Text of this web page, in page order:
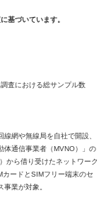
基づいています。
査における総サンプル数
網や無線局を自社で開設、
体通信事業者（MVNO）」の
から借り受けたネットワーク
ードとSIMフリー端末のセ
事業が対象。